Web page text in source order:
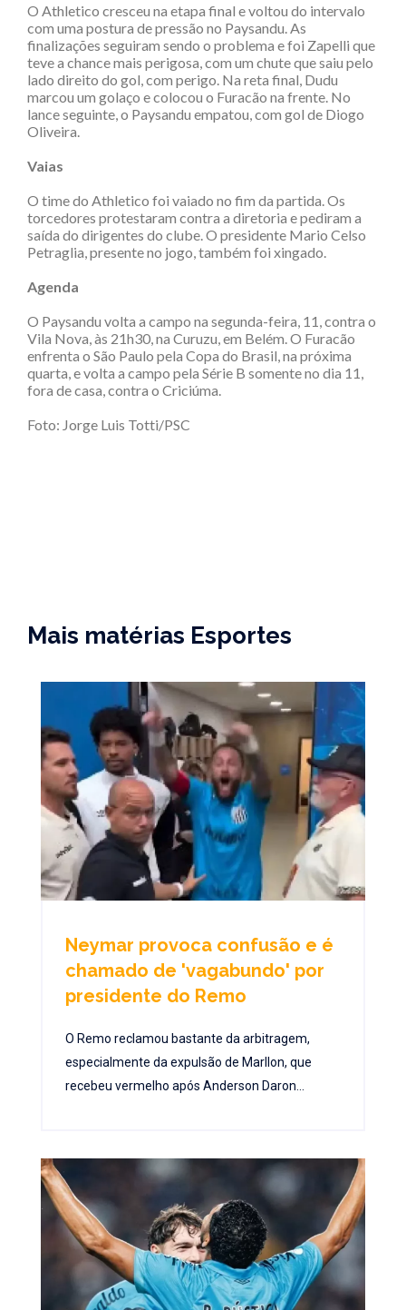
O Athletico cresceu na etapa final e voltou do intervalo
com uma postura de pressão no Paysandu. As
finalizações seguiram sendo o problema e foi Zapelli que
teve a chance mais perigosa, com um chute que saiu pelo
lado direito do gol, com perigo. Na reta final, Dudu
marcou um golaço e colocou o Furacão na frente. No
lance seguinte, o Paysandu empatou, com gol de Diogo
Oliveira.
Vaias
O time do Athletico foi vaiado no fim da partida. Os
torcedores protestaram contra a diretoria e pediram a
saída do dirigentes do clube. O presidente Mario Celso
Petraglia, presente no jogo, também foi xingado.
Agenda
O Paysandu volta a campo na segunda-feira, 11, contra o
Vila Nova, às 21h30, na Curuzu, em Belém. O Furacão
enfrenta o São Paulo pela Copa do Brasil, na próxima
quarta, e volta a campo pela Série B somente no dia 11,
fora de casa, contra o Criciúma.
Foto: Jorge Luis Totti/PSC
Mais matérias Esportes
Neymar provoca confusão e é
chamado de 'vagabundo' por
presidente do Remo
O Remo reclamou bastante da arbitragem,
especialmente da expulsão de Marllon, que
recebeu vermelho após Anderson Daron...